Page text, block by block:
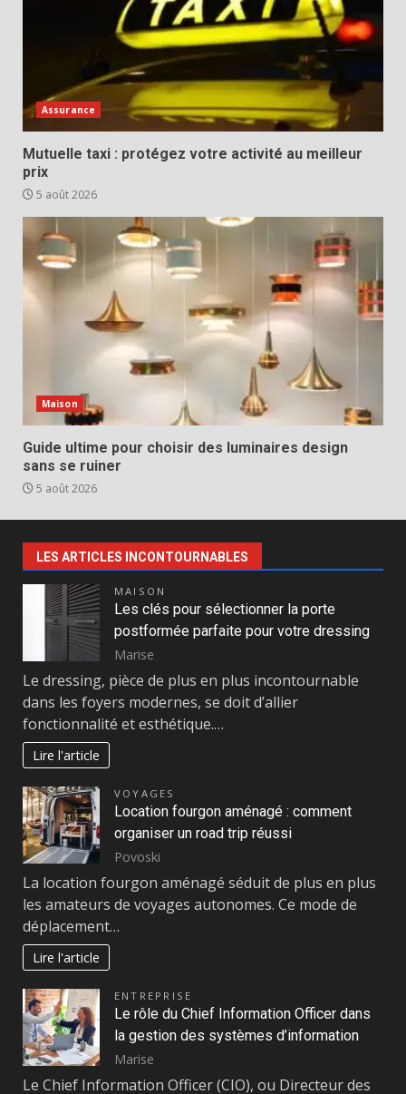
Assurance
Mutuelle taxi : protégez votre activité au meilleur
prix
5 août 2026
Maison
Guide ultime pour choisir des luminaires design
sans se ruiner
5 août 2026
LES ARTICLES INCONTOURNABLES
MAISON
Les clés pour sélectionner la porte
postformée parfaite pour votre dressing
Marise
Le dressing, pièce de plus en plus incontournable
dans les foyers modernes, se doit d’allier
fonctionnalité et esthétique.…
Lire l'article
VOYAGES
Location fourgon aménagé : comment
organiser un road trip réussi
Povoski
La location fourgon aménagé séduit de plus en plus
les amateurs de voyages autonomes. Ce mode de
déplacement…
Lire l'article
ENTREPRISE
Le rôle du Chief Information Officer dans
la gestion des systèmes d’information
Marise
Le Chief Information Officer (CIO), ou Directeur des